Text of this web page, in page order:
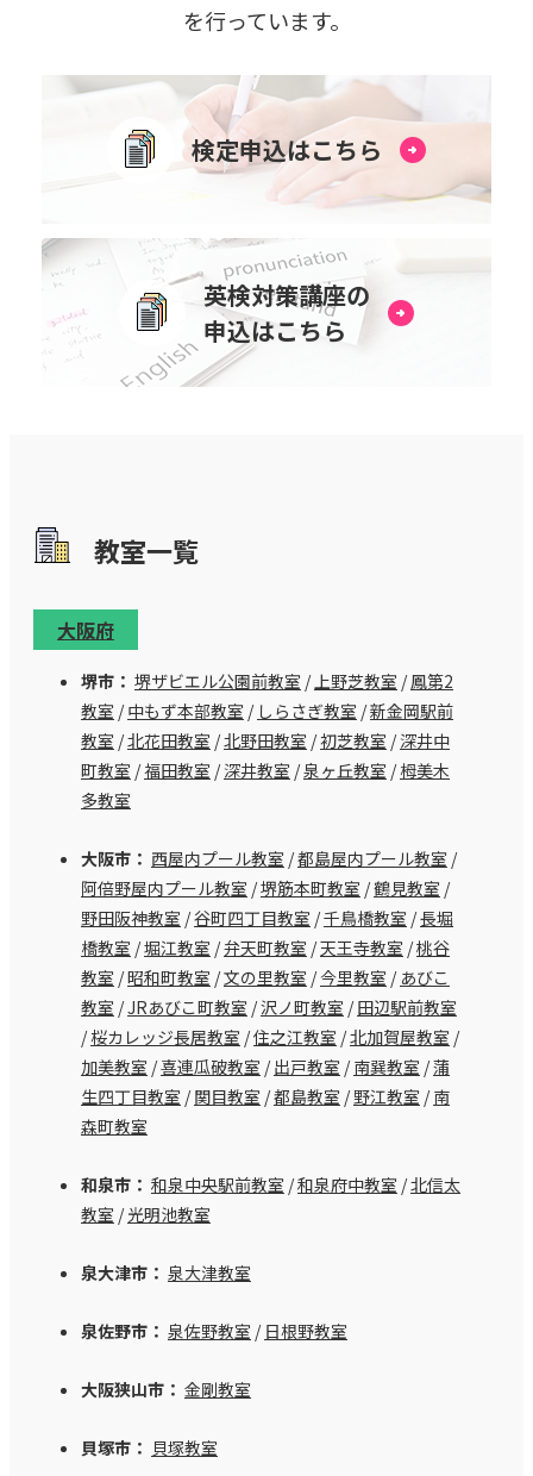
を⾏っています。
検定申込はこちら
英検対策講座の
申込はこちら
教室⼀覧
大阪府
堺市： 堺ザビエル公園前教室 /上野芝教室 /鳳第2
教室 /中もず本部教室 / しらさぎ教室 /新金岡駅前
教室 /北花田教室 /北野田教室 /初芝教室 /深井中
町教室 /福田教室 /深井教室 /泉ヶ丘教室 /栂美木
多教室
大阪市： 西屋内プール教室 /都島屋内プール教室 /
阿倍野屋内プール教室 /堺筋本町教室 /鶴見教室 /
野田阪神教室 /谷町四丁目教室 /千鳥橋教室 /長堀
橋教室 /堀江教室 /弁天町教室 /天王寺教室 /桃谷
教室 /昭和町教室 /文の里教室 /今里教室 / あびこ
教室 /JRあびこ町教室 /沢ノ町教室 /田辺駅前教室
/桜カレッジ長居教室 /住之江教室 /北加賀屋教室 /
加美教室 /喜連瓜破教室 /出戸教室 /南巽教室 /蒲
生四丁目教室 /関目教室 /都島教室 /野江教室 /南
森町教室
和泉市： 和泉中央駅前教室 /和泉府中教室 /北信太
教室 /光明池教室
泉大津市： 泉大津教室
泉佐野市： 泉佐野教室 / 日根野教室
大阪狭山市： 金剛教室
貝塚市： 貝塚教室